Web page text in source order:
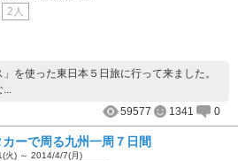
2人
を使った東日本５日旅に行って来ました。
...
59577
1341 0
カーで周る九州一周７日間
火) ～ 2014/4/7(月)